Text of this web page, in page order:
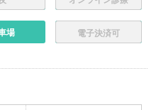
場 電子決済可